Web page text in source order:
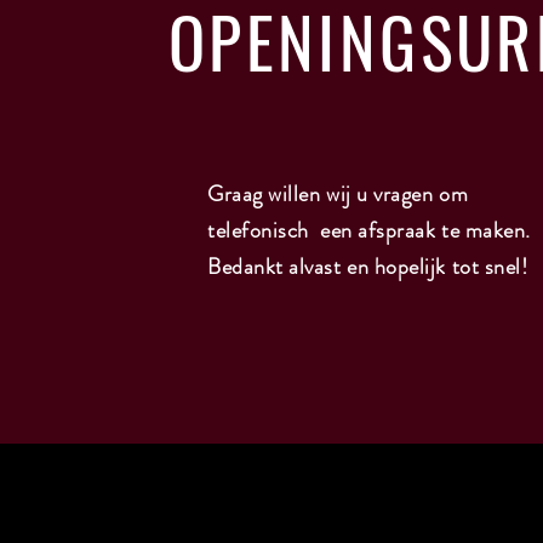
Graag willen wij u vragen om
telefonisch een afspraak te maken.
Bedankt alvast en hopelijk tot snel!